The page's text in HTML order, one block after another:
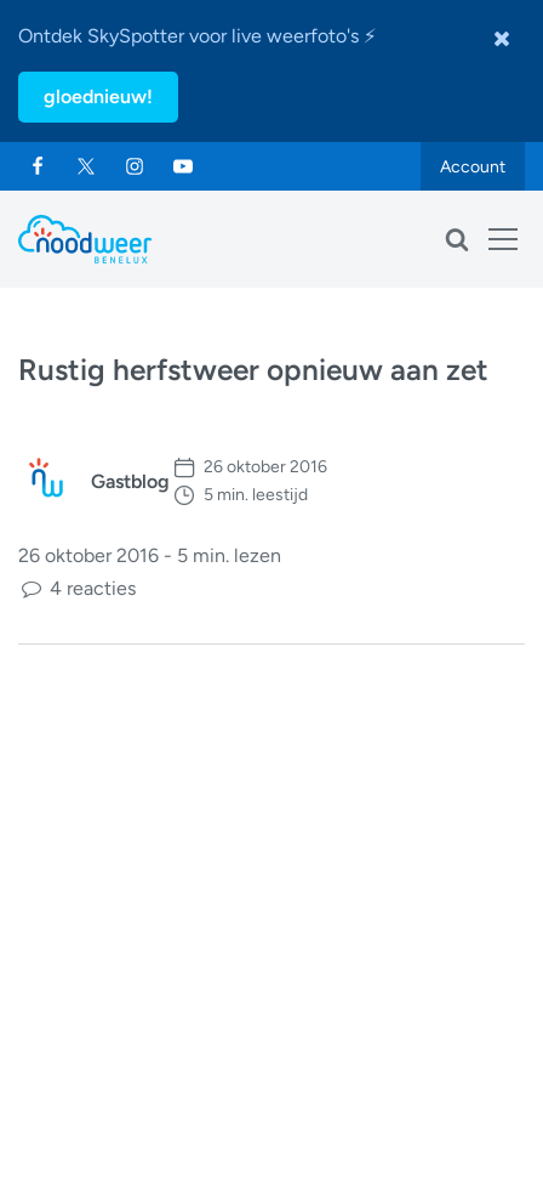
Ontdek SkySpotter voor live weerfoto's ⚡
gloednieuw!
Account
Rustig herfstweer opnieuw aan zet
Gastblog
26 oktober 2016
5 min. leestijd
26 oktober 2016 - 5 min. lezen
4 reacties